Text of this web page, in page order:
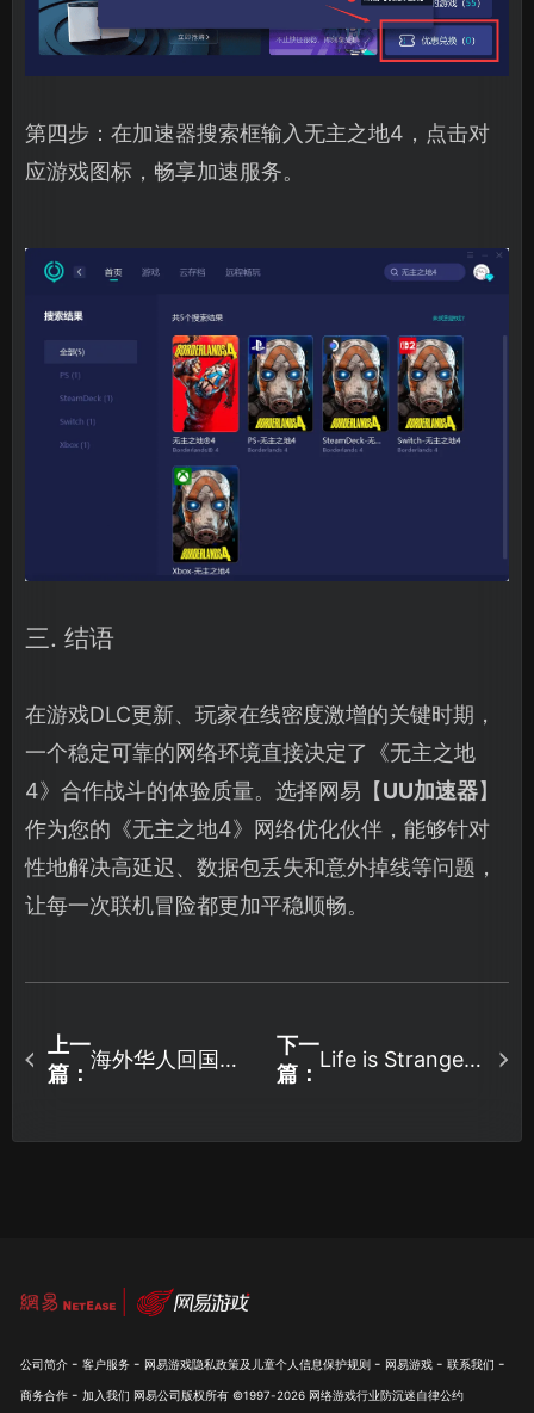
第四步：在加速器搜索框输入无主之地4，点击对
应游戏图标，畅享加速服务。
三. 结语
在游戏DLC更新、玩家在线密度激增的关键时期，
一个稳定可靠的网络环境直接决定了《无主之地
4》合作战斗的体验质量。选择网易【UU加速器】
作为您的《无主之地4》网络优化伙伴，能够针对
性地解决高延迟、数据包丢失和意外掉线等问题，
让每一次联机冒险都更加平稳顺畅。
上一
篇：
海外华人回国加
下一
篇：
Life is Strange
云存档保护你的
公司简介 - 客户服务 - 网易游戏隐私政策及儿童个人信息保护规则 - 网易游戏 - 联系我们 -
商务合作 - 加入我们 网易公司版权所有 ©1997-2026 网络游戏行业防沉迷自律公约